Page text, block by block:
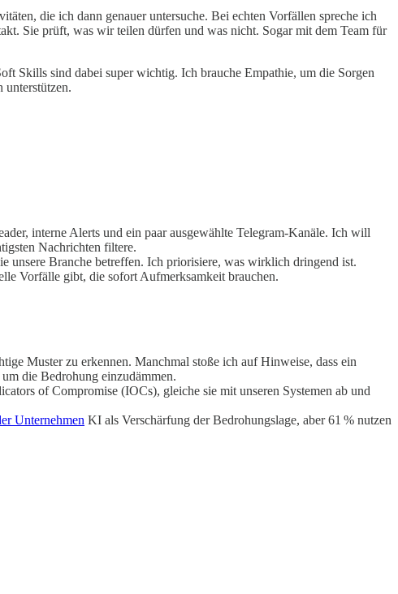
die ich dann genauer untersuche. Bei echten Vorfällen spreche ich
Sie prüft, was wir teilen dürfen und was nicht. Sogar mit dem Team für
Skills sind dabei super wichtig. Ich brauche Empathie, um die Sorgen
unterstützen.
interne Alerts und ein paar ausgewählte Telegram-Kanäle. Ich will
Nachrichten filtere.
unsere Branche betreffen. Ich priorisiere, was wirklich dringend ist.
Vorfälle gibt, die sofort Aufmerksamkeit brauchen.
Muster zu erkennen. Manchmal stoße ich auf Hinweise, dass ein
die Bedrohung einzudämmen.
of Compromise (IOCs), gleiche sie mit unseren Systemen ab und
Unternehmen KI als Verschärfung der Bedrohungslage, aber 61 % nutzen